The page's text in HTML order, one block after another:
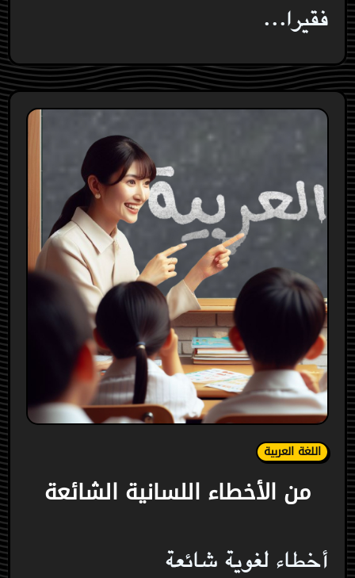
فقيرا...
اللغة العربية
من الأخطاء اللسانية الشائعة
أخطاء لغوية شائعة